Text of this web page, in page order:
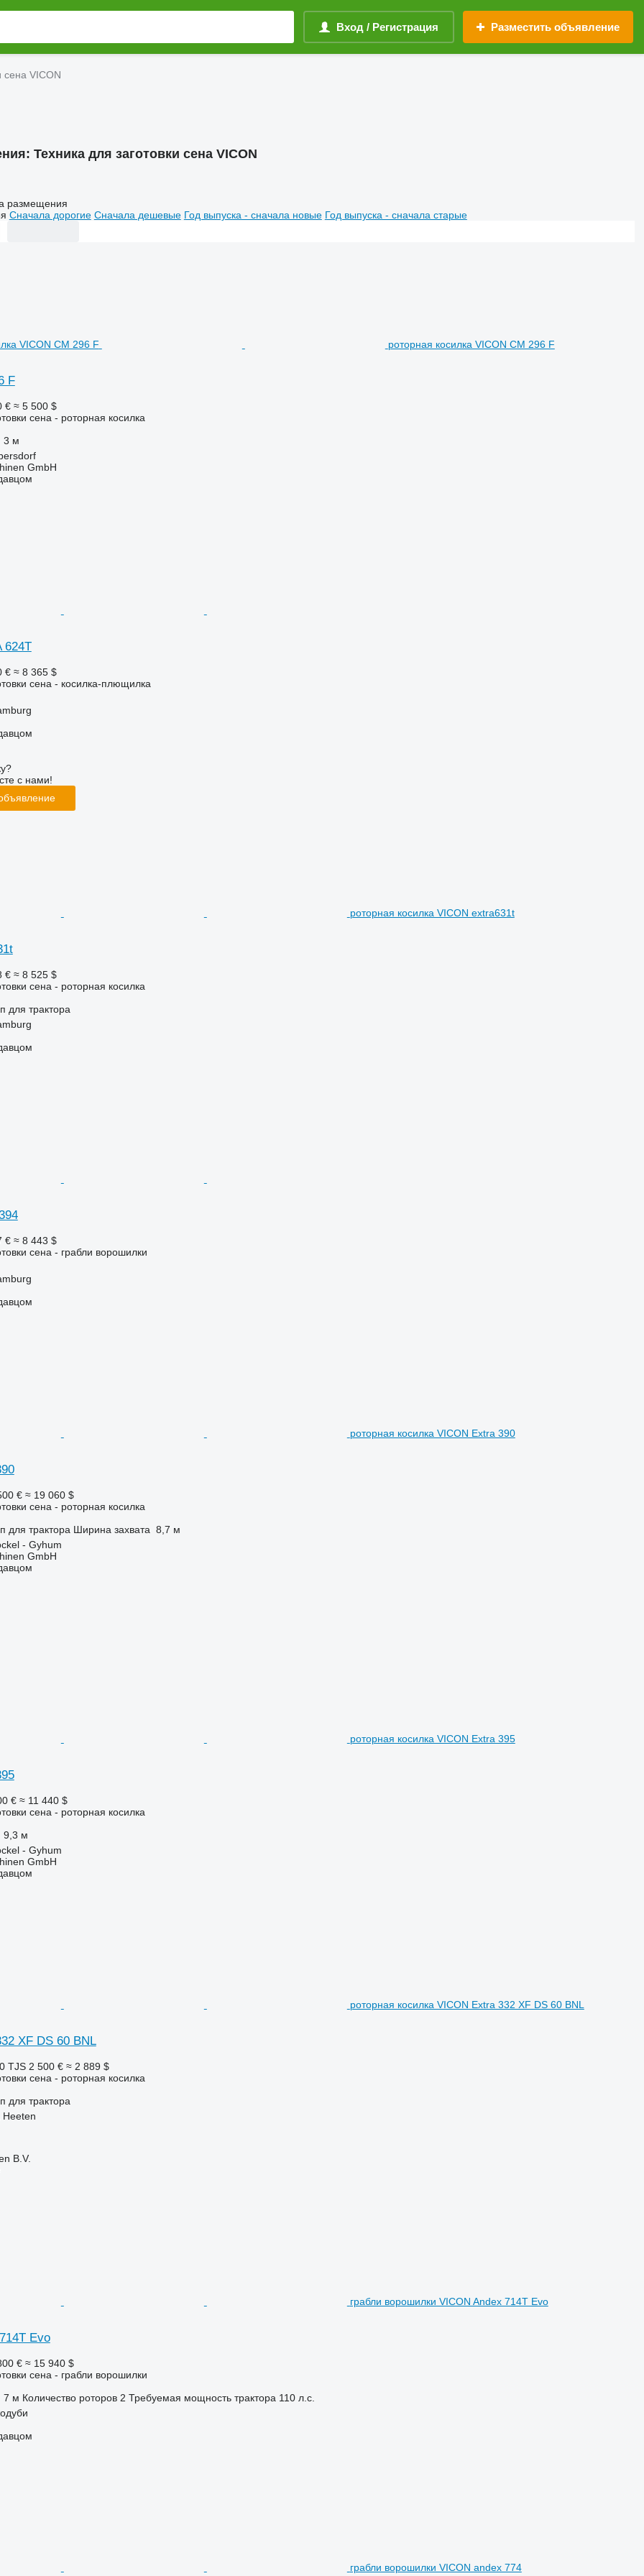
Вход / Регистрация Разместить объявление
сена VICON
Техника для заготовки сена VICON
размещения
Сначала дорогие Сначала дешевые Год выпуска - сначала новые Год выпуска - сначала старые
роторная косилка VICON CM 296 F
F
€ ≈ 5 500 $
сена - роторная косилка
3 м
GmbH
624T
€ ≈ 8 365 $
сена - косилка-плющилка
с нами!
роторная косилка VICON extra631t
€ ≈ 8 525 $
сена - роторная косилка
для трактора
€ ≈ 8 443 $
сена - грабли ворошилки
роторная косилка VICON Extra 390
€ ≈ 19 060 $
сена - роторная косилка
для трактора Ширина захвата 8,7 м
- Gyhum
GmbH
роторная косилка VICON Extra 395
€ ≈ 11 440 $
сена - роторная косилка
9,3 м
- Gyhum
GmbH
роторная косилка VICON Extra 332 XF DS 60 BNL
XF DS 60 BNL
TJS 2 500 € ≈ 2 889 $
сена - роторная косилка
для трактора
B.V.
грабли ворошилки VICON Andex 714T Evo
Evo
€ ≈ 15 940 $
сена - грабли ворошилки
7 м Количество роторов 2 Требуемая мощность трактора 110 л.с.
грабли ворошилки VICON andex 774